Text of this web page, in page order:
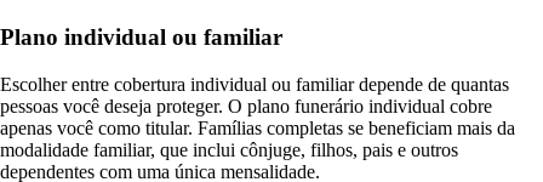
Plano individual ou familiar
Escolher entre cobertura individual ou familiar depende de quantas
pessoas você deseja proteger. O plano funerário individual cobre
apenas você como titular. Famílias completas se beneficiam mais da
modalidade familiar, que inclui cônjuge, filhos, pais e outros
dependentes com uma única mensalidade.